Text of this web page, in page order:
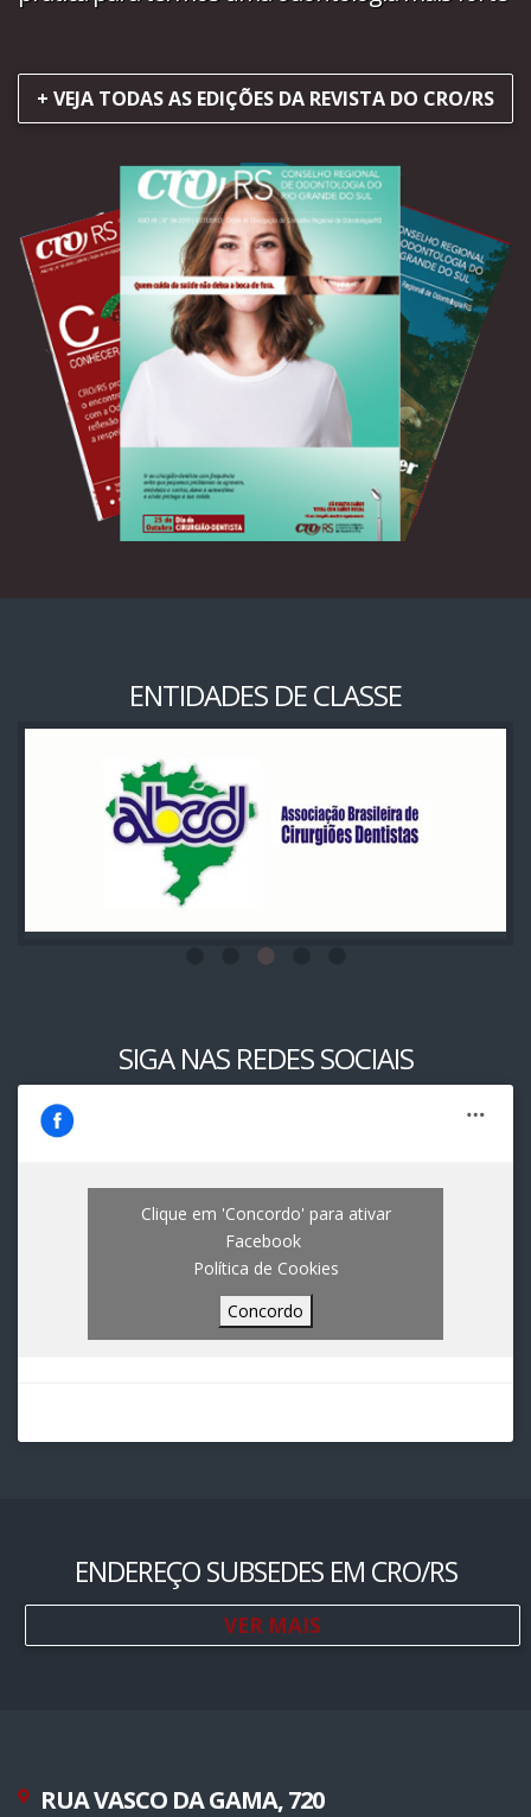
+ VEJA TODAS AS EDIÇÕES DA REVISTA DO CRO/RS
ENTIDADES DE CLASSE
SIGA NAS REDES SOCIAIS
Clique em 'Concordo' para ativar
Facebook
Política de Cookies
Concordo
ENDEREÇO SUBSEDES EM CRO/RS
VER MAIS
RUA VASCO DA GAMA, 720